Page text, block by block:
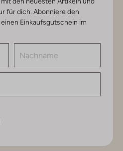
für dich. Abonniere den
Einkaufsgutschein im